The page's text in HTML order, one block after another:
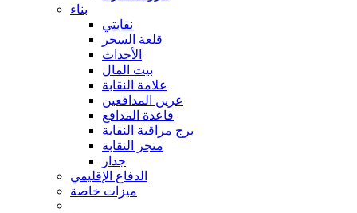
بناء
نقابتي
قلعة السحر
الأحداث
بيت المال
علامة النقابة
عرين المدافعين
قاعدة المدافع
برج مراقبة النقابة
متجر النقابة
جدار
الدفاع الإقليمي
ميزات خاصة